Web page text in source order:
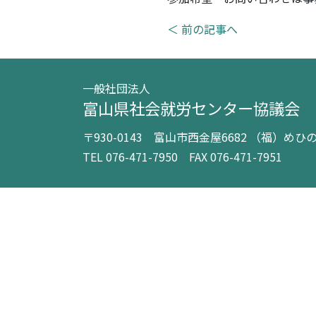
＜ 前の記事へ
一般社団法人
富山県社会就労センター協議会
〒930-0143 富山市西金屋6682 （福）めひ
TEL 076-471-7950 FAX 076-471-7951